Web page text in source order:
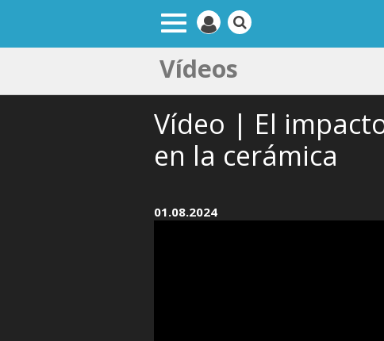
Vídeos
Vídeo | El
en la cerámica
01.08.2024